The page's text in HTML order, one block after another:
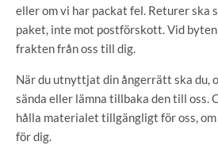
eller om vi har packat fel. Returer ska
paket, inte mot postförskott. Vid
frakten från oss till dig.
När du utnyttjat din ångerrätt ska du,
sända eller lämna tillbaka den till oss.
hålla materialet tillgängligt för oss,
för dig.